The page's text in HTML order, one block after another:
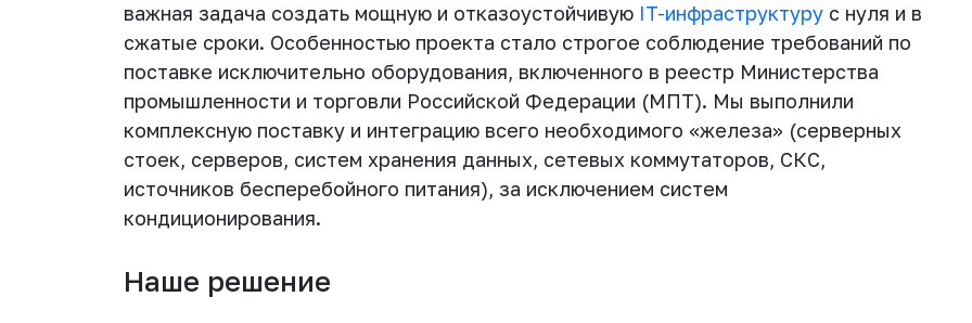
важная задача создать мощную и отказоустойчивую IT-инфраструктуру с нуля и в
сжатые сроки. Особенностью проекта стало строгое соблюдение требований по
поставке исключительно оборудования, включенного в реестр Министерства
промышленности и торговли Российской Федерации (МПТ). Мы выполнили
комплексную поставку и интеграцию всего необходимого «железа» (серверных
стоек, серверов, систем хранения данных, сетевых коммутаторов, СКС,
источников бесперебойного питания), за исключением систем
кондиционирования.
Наше решение